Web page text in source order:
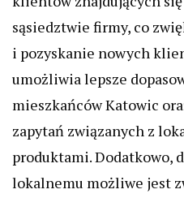
sąsiedztwie firmy, co
i pozyskanie nowych
umożliwia lepsze
mieszkańców Katowic
zapytań związanych z
produktami. Dodatkowo,
lokalnemu możliwe jest